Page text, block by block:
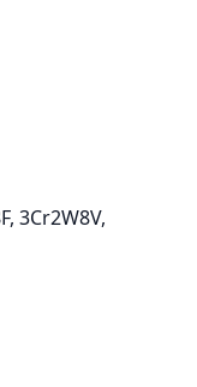
3Cr2W8V,